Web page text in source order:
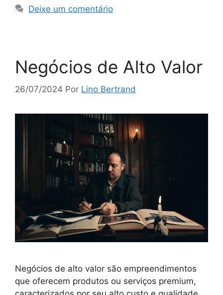
Deixe um comentário
Negócios de Alto Valor
26/07/2024 Por Lino Bertrand
Negócios de alto valor são empreendimentos
que oferecem produtos ou serviços premium,